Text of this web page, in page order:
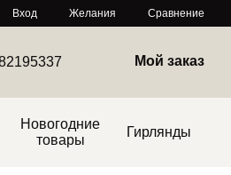
Вход Желания Сравнение
Мой заказ
Новогодние
товары
Гирлянды